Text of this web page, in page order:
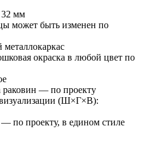
мм
может быть изменен по
окраска в любой цвет по
раковин — по проекту
(Ш×Г×В):
по проекту, в едином стиле